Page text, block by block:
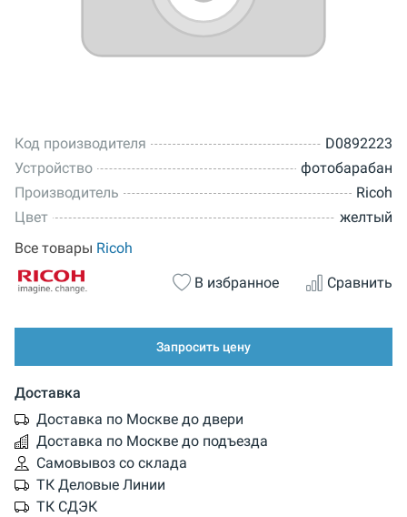
Код производителя
D0892223
Устройство
фотобарабан
Производитель
Ricoh
Цвет
желтый
Все товары Ricoh
В избранное Сравнить
Запросить цену
Доставка
Доставка по Москве до двери
Доставка по Москве до подъезда
Самовывоз со склада
ТК Деловые Линии
ТК СДЭК